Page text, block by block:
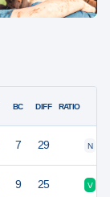
BC DIFF RATIO
7 29 N
9 25 V